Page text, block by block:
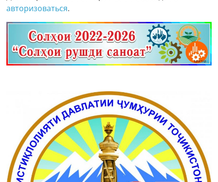
авторизоваться.